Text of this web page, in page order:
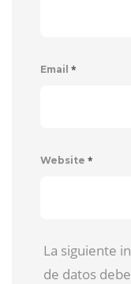
Email *
Website *
La siguiente
de datos